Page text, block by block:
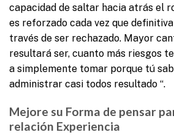
capacidad de saltar hacia atrás el
es reforzado cada vez que
través de ser rechazado. Mayor
resultará ser, cuanto más riesgos
a simplemente tomar porque tú
administrar casi todos resultado “.
Mejore su Forma de pensar
relación Experiencia